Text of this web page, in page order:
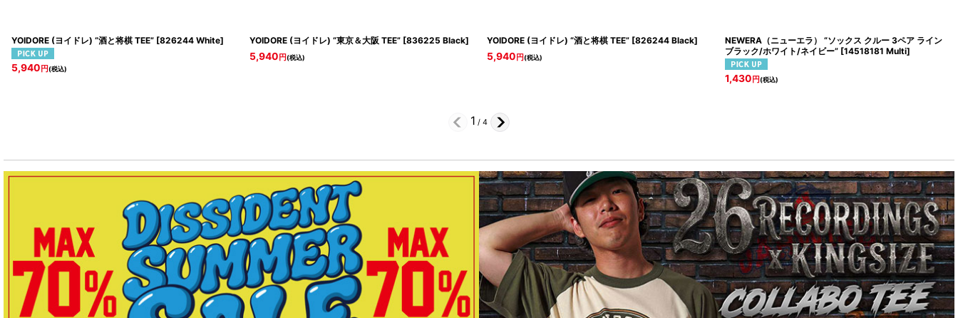
YOIDORE (ヨイドレ) “酒と将棋 TEE” [826244 White]
5,940 円(税込)
YOIDORE (ヨイドレ) “東京＆大阪 TEE” [836225 Black]
5,940 円(税込)
YOIDORE (ヨイドレ) “酒と将棋 TEE” [826244 Black]
5,940 円(税込)
NEWERA（ニューエラ） “ソックス クルー 3ペア ライン
ブラック/ホワイト/ネイビー” [14518181 Multi]
1,430 円(税込)
1 / 4